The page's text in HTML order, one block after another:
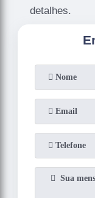
detalhes.